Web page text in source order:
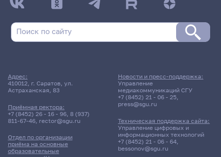
Адрес:
410012, г. Саратов, ул.
Астраханская, 83
Приёмная ректора:
+7 (8452) 26 - 16 - 96, 8 (937)
811-67-46, rector@sgu.ru
Отдел по организации
приёма на основные
образовательные
Новости и пресс-поддержка:
Управление
медиакоммуникаций СГУ
+7 (8452) 21 - 06 - 25,
press@sgu.ru
Техническая поддержка сайта:
Управление цифровых и
информационных технологий
+7 (8452) 21 - 06 - 64,
bessonov@sgu.ru